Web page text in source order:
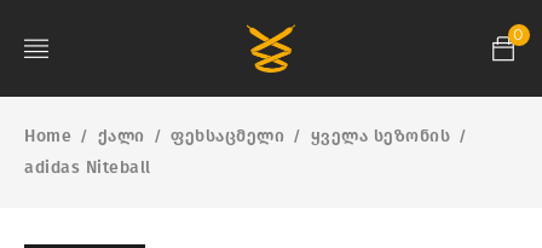
0
Home / ქალი / ფეხსაცმელი / ყველა სეზონის /
adidas Niteball